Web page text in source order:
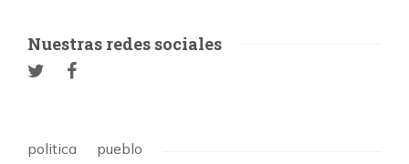
Nuestras redes sociales
politica pueblo